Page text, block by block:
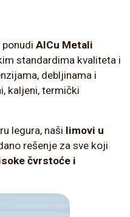
AlCu Metali
standardima kvaliteta i
debljinama i
kaljeni, termički
legura, naši limovi u
rešenje za sve koji
čvrstoće i